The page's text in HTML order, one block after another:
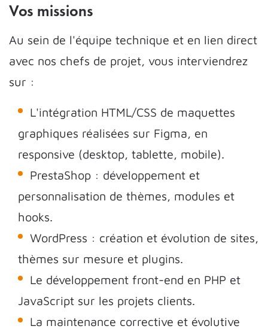
Vos missions
Au sein de l'équipe technique et en lien direct
avec nos chefs de projet, vous interviendrez
sur :
L'intégration HTML/CSS de maquettes
graphiques réalisées sur Figma, en
responsive (desktop, tablette, mobile).
PrestaShop : développement et
personnalisation de thèmes, modules et
hooks.
WordPress : création et évolution de sites,
thèmes sur mesure et plugins.
Le développement front-end en PHP et
JavaScript sur les projets clients.
La maintenance corrective et évolutive